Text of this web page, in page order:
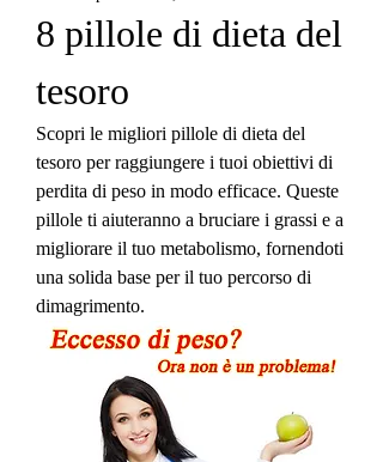
8 pillole di dieta del
tesoro
Scopri le migliori pillole di dieta del
tesoro per raggiungere i tuoi obiettivi di
perdita di peso in modo efficace. Queste
pillole ti aiuteranno a bruciare i grassi e a
migliorare il tuo metabolismo, fornendoti
una solida base per il tuo percorso di
dimagrimento.